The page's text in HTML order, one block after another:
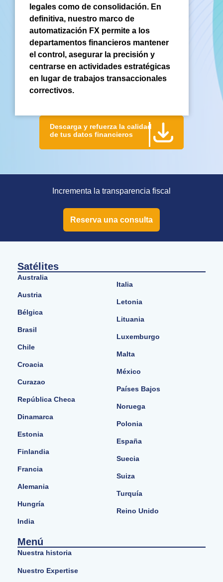
legales como de consolidación. En
definitiva, nuestro marco de
automatización FX permite a los
departamentos financieros mantener
el control, asegurar la precisión y
centrarse en actividades estratégicas
en lugar de trabajos transaccionales
correctivos.
Descarga y refuerza la calidad
de tus datos financieros
Incrementa la transparencia fiscal
Reserva una consulta
Satélites
Australia
Austria
Bélgica
Brasil
Chile
Croacia
Curazao
República Checa
Dinamarca
Estonia
Finlandia
Francia
Alemania
Hungría
India
Italia
Letonia
Lituania
Luxemburgo
Malta
México
Países Bajos
Noruega
Polonia
España
Suecia
Suiza
Turquía
Reino Unido
Menú
Nuestra historia
Nuestro Expertise